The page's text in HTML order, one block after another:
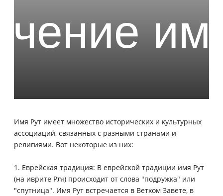
Имя Рут имеет множество исторических и культурных
ассоциаций, связанных с разными странами и
религиями. Вот некоторые из них:
1. Еврейская традиция: В еврейской традиции имя Рут
(на иврите Рוּת) происходит от слова "подружка" или
"спутница". Имя Рут встречается в Ветхом Завете, в